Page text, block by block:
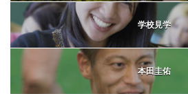
学校見学
本田圭佑